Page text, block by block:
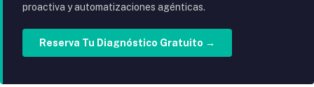
proactiva y automatizaciones agénticas.
Reserva Tu Diagnóstico Gratuito →